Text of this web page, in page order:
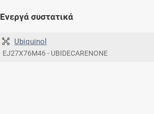
Ενεργά συστατικά
Ubiquinol
EJ27X76M46 - UBIDECARENONE